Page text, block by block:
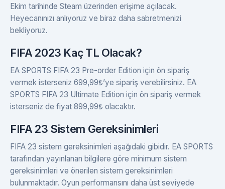
Ekim tarihinde Steam üzerinden erişime açılacak.
Heyecanınızı anlıyoruz ve biraz daha sabretmenizi
bekliyoruz.
FIFA 2023 Kaç TL Olacak?
EA SPORTS FIFA 23 Pre-order Edition için ön sipariş
vermek isterseniz 699,99₺’ye sipariş verebilirsiniz. EA
SPORTS FIFA 23 Ultimate Edition için ön sipariş vermek
isterseniz de fiyat 899,99₺ olacaktır.
FIFA 23 Sistem Gereksinimleri
FIFA 23 sistem gereksinimleri aşağıdaki gibidir. EA SPORTS
tarafından yayınlanan bilgilere göre minimum sistem
gereksinimleri ve önerilen sistem gereksinimleri
bulunmaktadır. Oyun performansını daha üst seviyede